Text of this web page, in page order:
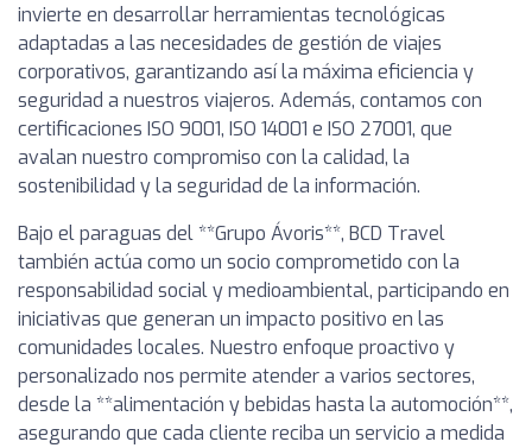
invierte en desarrollar herramientas tecnológicas
adaptadas a las necesidades de gestión de viajes
corporativos, garantizando así la máxima eficiencia y
seguridad a nuestros viajeros. Además, contamos con
certificaciones ISO 9001, ISO 14001 e ISO 27001, que
avalan nuestro compromiso con la calidad, la
sostenibilidad y la seguridad de la información.
Bajo el paraguas del **Grupo Ávoris**, BCD Travel
también actúa como un socio comprometido con la
responsabilidad social y medioambiental, participando en
iniciativas que generan un impacto positivo en las
comunidades locales. Nuestro enfoque proactivo y
personalizado nos permite atender a varios sectores,
desde la **alimentación y bebidas hasta la automoción**,
asegurando que cada cliente reciba un servicio a medida